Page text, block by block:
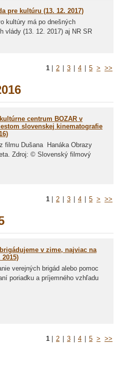
pre kultúru (13. 12. 2017)
kultúry má po dnešných
vlády (13. 12. 2017) aj NR SR
1 2 3 4 5 > >>
centrum BOZAR v
slovenskej kinematografie
filmu Dušana Hanáka Obrazy
Zdroj: © Slovenský filmový
1 2 3 4 5 > >>
v zime, najviac na
2015)
verejných brigád alebo pomoc
poriadku a príjemného vzhľadu
1 2 3 4 5 > >>